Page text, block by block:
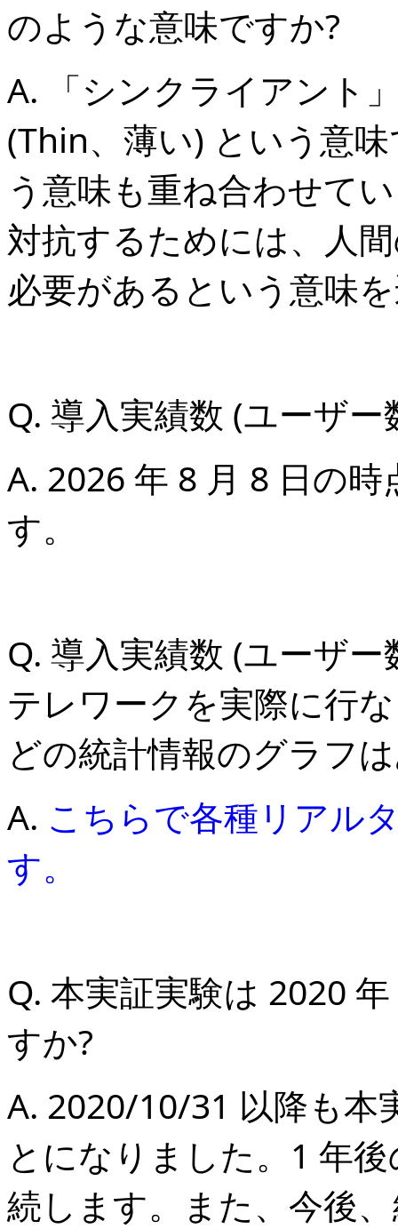
のような意味ですか?
A. 「シンクライアント
(Thin、薄い) という意
う意味も重ね合わせて
対抗するためには、人
必要があるという意味
Q. 導入実績数 (ユーザ
A. 2026 年 8 月 8 日の時
す。
Q. 導入実績数 (ユーザ
テレワークを実際に行
どの統計情報のグラフ
A. こちらで各種リアル
す。
Q. 本実証実験は 2020
すか?
A. 2020/10/31 以降も本
とになりました。1 年
続します。また、今後